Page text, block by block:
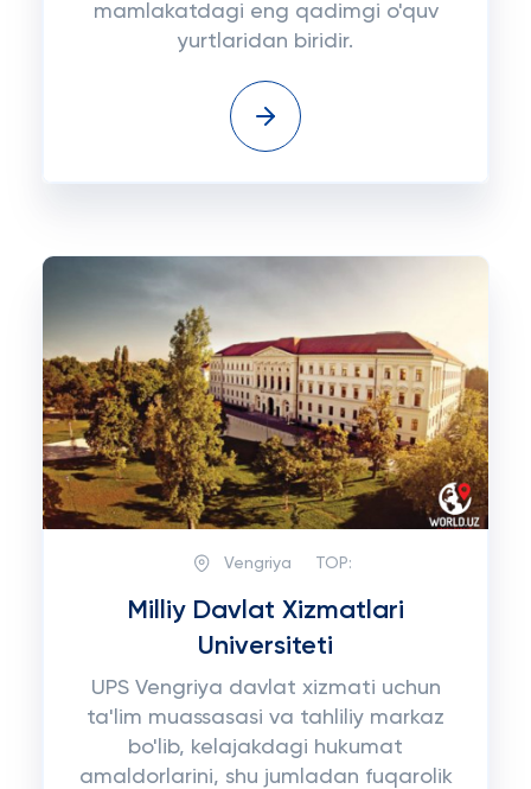
mamlakatdagi eng qadimgi o'quv
yurtlaridan biridir.
Vengriya TOP:
Milliy Davlat Xizmatlari
Universiteti
UPS Vengriya davlat xizmati uchun
ta'lim muassasasi va tahliliy markaz
bo'lib, kelajakdagi hukumat
amaldorlarini, shu jumladan fuqarolik